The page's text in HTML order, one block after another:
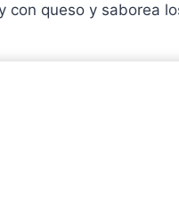
queso y saborea